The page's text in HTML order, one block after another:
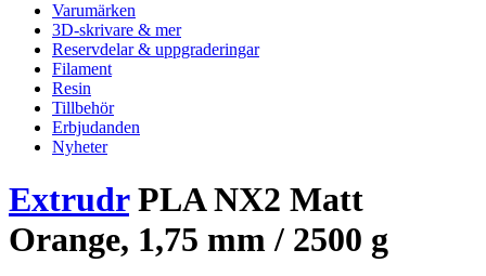
Varumärken
3D-skrivare & mer
Reservdelar & uppgraderingar
Filament
Resin
Tillbehör
Erbjudanden
Nyheter
ExtrudrPLA NX2 Matt
Orange, 1,75 mm / 2500 g